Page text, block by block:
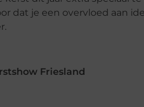
dat je een overvloed aan
Friesland